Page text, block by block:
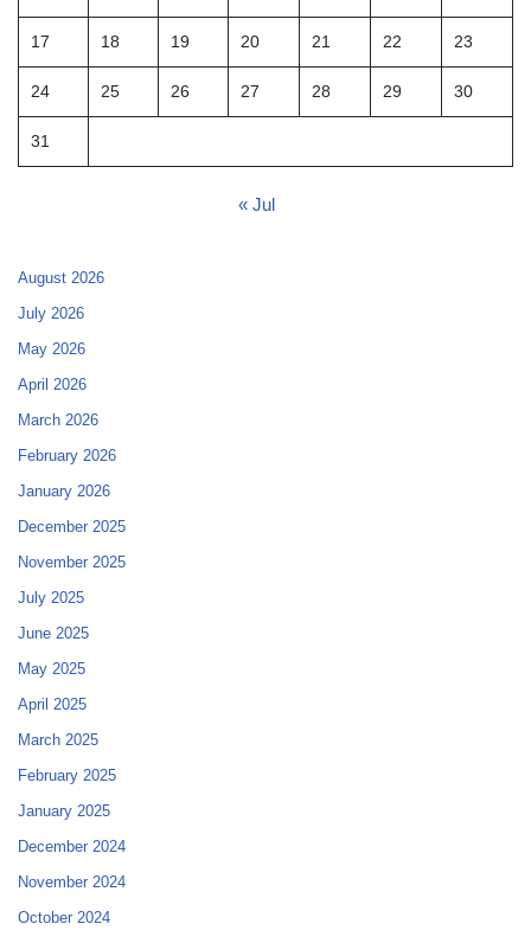
17 18 19 20 21 22 23
24 25 26 27 28 29 30
31
« Jul
August 2026
July 2026
May 2026
April 2026
March 2026
February 2026
January 2026
December 2025
November 2025
July 2025
June 2025
May 2025
April 2025
March 2025
February 2025
January 2025
December 2024
November 2024
October 2024